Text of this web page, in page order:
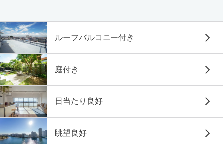
ルーフバルコニー付き
庭付き
日当たり良好
眺望良好